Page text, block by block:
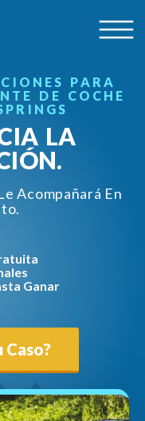
PARA
DE COCHE
LA
Acompañará En
Ganar
Caso?